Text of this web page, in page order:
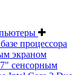
процессора
экраном
сенсорным